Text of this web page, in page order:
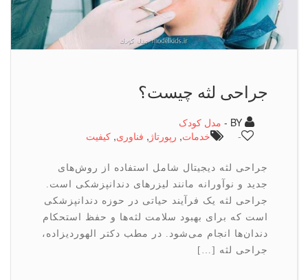
جراحی لثه چیست؟
مدل کودک
خدمات,رپورتاژ, فناوری , كیفیت
جراحی لثه دیجیتال شامل استفاده از روش‌های
جدید و نوآورانه مانند لیزرهای دندانپزشکی است.
جراحی لثه یک فرآیند حیاتی در حوزه دندانپزشکی
است که برای بهبود سلامت لثه‌ها و حفظ استحکام
دندان‌ها انجام می‌شود. در مطب دکتر الهوردیزاده،
جراحی لثه […]